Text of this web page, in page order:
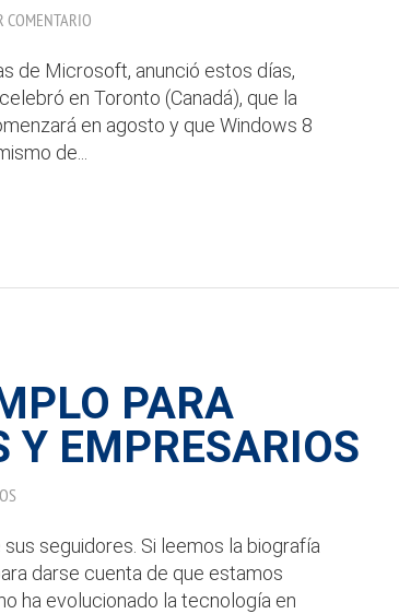
COMENTARIO
de Microsoft, anunció estos días,
en Toronto (Canadá), que la
en agosto y que Windows 8
de...
PARA
Y EMPRESARIOS
seguidores. Si leemos la biografía
darse cuenta de que estamos
ha evolucionado la tecnología en